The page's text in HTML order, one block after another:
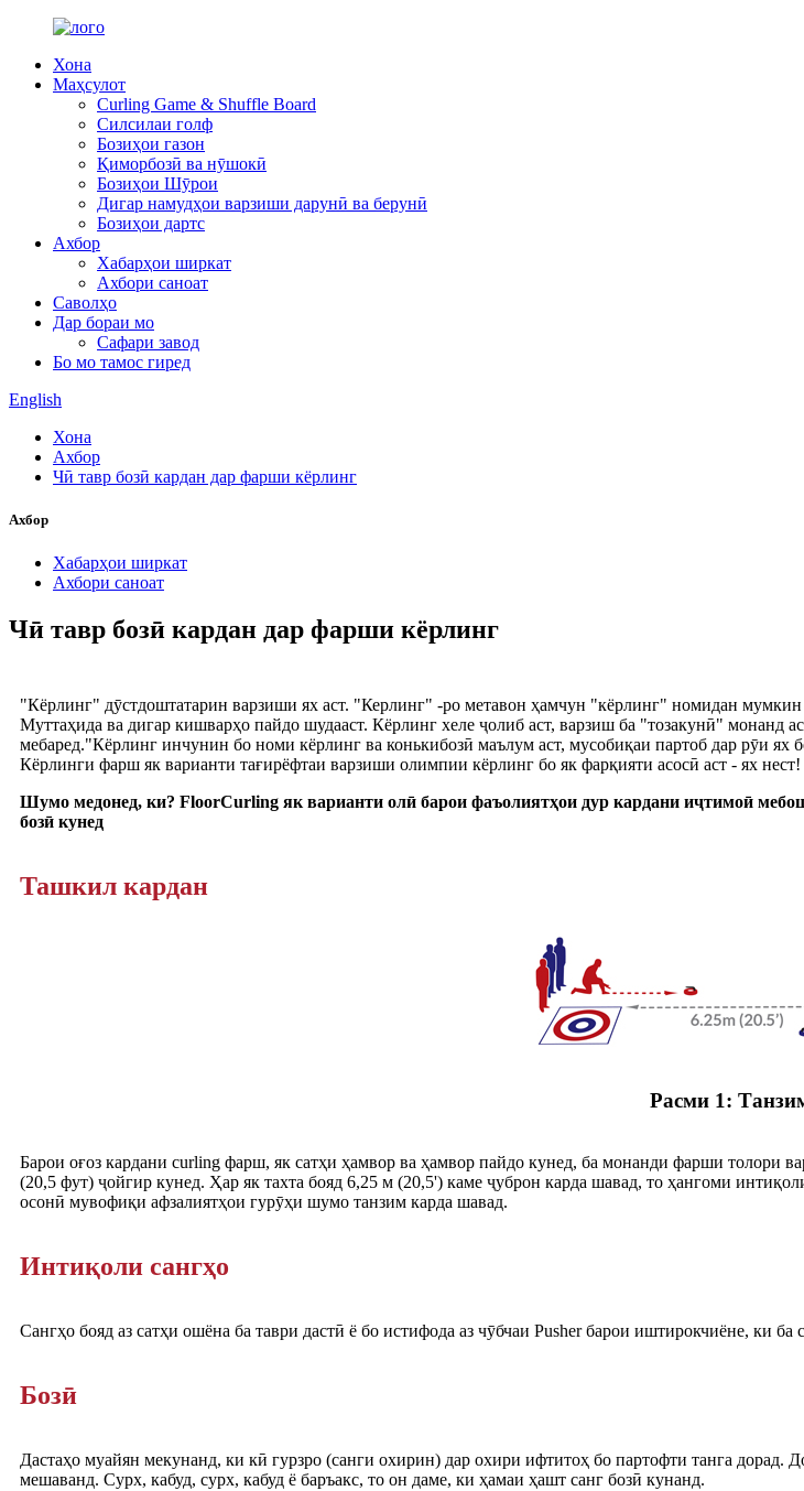
Хона
Маҳсулот
Curling Game & Shuffle Board
Силсилаи голф
Бозиҳои газон
Қиморбозӣ ва нӯшокӣ
Бозиҳои Шӯрои
Дигар намудҳои варзиши дарунӣ ва берунӣ
Бозиҳои дартс
Ахбор
Хабарҳои ширкат
Ахбори саноат
Саволҳо
Дар бораи мо
Сафари завод
Бо мо тамос гиред
English
Хона
Ахбор
Чӣ тавр бозӣ кардан дар фарши кёрлинг
Ахбор
Хабарҳои ширкат
Ахбори саноат
Чӣ тавр бозӣ кардан дар фарши кёрлинг
"Кёрлинг" дӯстдоштатарин варзиши ях аст. "Керлинг" -ро метавон ҳамчун "кёрлинг" номидан
Муттаҳида ва дигар кишварҳо пайдо шудааст. Кёрлинг хеле ҷолиб аст, варзиш ба "тозакунӣ" монанд
мебаред."Кёрлинг инчунин бо номи кёрлинг ва конькибозӣ маълум аст, мусобиқаи партоб дар рӯи
Кёрлинги фарш як варианти тағирёфтаи варзиши олимпии кёрлинг бо як фарқияти асосӣ аст - ях нест!
Шумо медонед, ки? FloorCurling як варианти олӣ барои фаъолиятҳои дур кардани иҷтимоӣ
бозӣ кунед
Ташкил кардан
Расми 1:
Барои оғоз кардани curling фарш, як сатҳи ҳамвор ва ҳамвор пайдо кунед, ба монанди фарши толори
(20,5 фут) ҷойгир кунед. Ҳар як тахта бояд 6,25 м (20,5') каме ҷуброн карда шавад, то ҳангоми
осонӣ мувофиқи афзалиятҳои гурӯҳи шумо танзим карда шавад.
Интиқоли сангҳо
Сангҳо бояд аз сатҳи ошёна ба таври дастӣ ё бо истифода аз чӯбчаи Pusher барои иштирокчиёне, ки
Бозӣ
Дастаҳо муайян мекунанд, ки кӣ гурзро (санги охирин) дар охири ифтитоҳ бо партофти танга дорад.
мешаванд. Сурх, кабуд, сурх, кабуд ё баръакс, то он даме, ки ҳамаи ҳашт санг бозӣ кунанд.